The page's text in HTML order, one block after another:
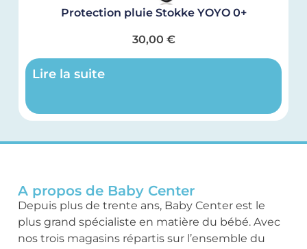
Protection pluie Stokke YOYO 0+
30,00 €
Lire la suite
A propos de Baby Center
Depuis plus de trente ans, Baby Center est le
plus grand spécialiste en matière du bébé. Avec
nos trois magasins répartis sur l’ensemble du